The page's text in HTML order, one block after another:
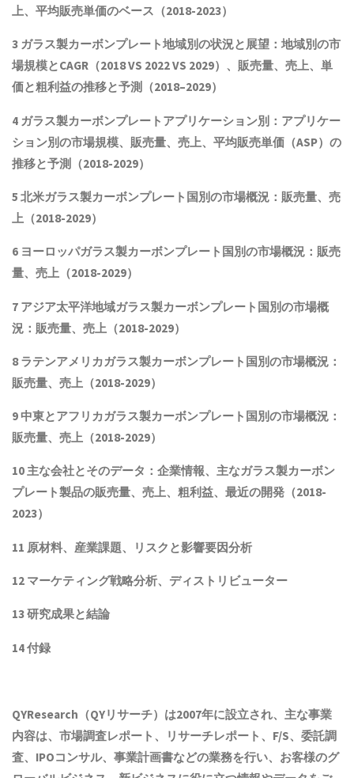
上、平均販売単価のベース（2018-2023）
3 ガラス製カーボンプレート地域別の状況と展望：地域別の市
場規模とCAGR（2018 VS 2022 VS 2029）、販売量、売上、単
価と粗利益の推移と予測（2018–2029）
4 ガラス製カーボンプレートアプリケーション別：アプリケー
ション別の市場規模、 販売量、売上、平均販売単価（ASP）の
推移と予測（2018-2029）
5 北米ガラス製カーボンプレート国別の市場概況：販売量、売
上（2018-2029）
6 ヨーロッパガラス製カーボンプレート国別の市場概況：販売
量、売上（2018-2029）
7 アジア太平洋地域ガラス製カーボンプレート国別の市場概
況：販売量、売上（2018-2029）
8 ラテンアメリカガラス製カーボンプレート 国別の市場概況：
販売量、売上（2018-2029）
9 中東とアフリカガラス製カーボンプレート 国別の市場概況：
販売量、売上（2018-2029）
10 主な会社とそのデータ：企業情報、主なガラス製カーボン
プレート製品の販売量、売上、粗利益、最近の開発（2018-
2023）
11 原材料、産業課題、リスクと影響要因分析
12 マーケティング戦略分析、ディストリビューター
13 研究成果と結論
14 付録
QYResearch（QYリサーチ）は2007年に設立され、主な事業
内容は、市場調査レポート、リサーチレポート、F/S、委託調
査、IPOコンサル、事業計画書などの業務を行い、お客様のグ